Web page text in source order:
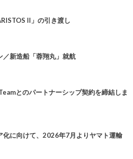
II」の引き渡し
／新造船「蓉翔丸」就航
とのパートナーシップ契約を締結しま
化に向けて、2026年7月よりヤマト運輸